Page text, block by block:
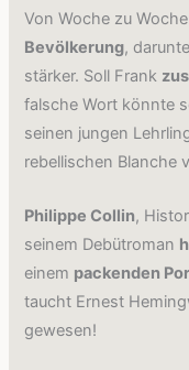
Von Woche zu
Bevölkerung,
stärker. Soll Frank
falsche Wort könnte
seinen jungen
rebellischen Blanche
Philippe Collin,
seinem Debütroman
einem packenden
taucht Ernest
gewesen!